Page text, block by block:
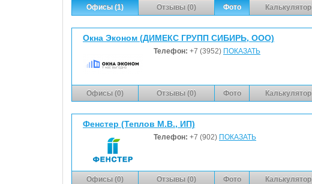
Офисы (1) Отзывы (0) Фото Калькулятор
Окна Эконом (ДИМЕКС ГРУПП СИБИРЬ, ООО)
Телефон: +7 (3952) ПОКАЗАТЬ
Офисы (0) Отзывы (0) Фото Калькулятор
Фенстер (Теплов М.В., ИП)
Телефон: +7 (902) ПОКАЗАТЬ
Офисы (0) Отзывы (0) Фото Калькулятор